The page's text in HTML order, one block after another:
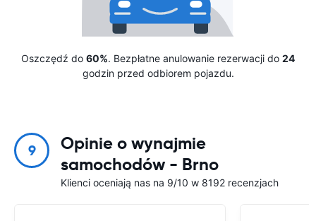
Oszczędź do 60%. Bezpłatne anulowanie rezerwacji do 24
godzin przed odbiorem pojazdu.
9
Opinie o wynajmie
samochodów - Brno
Klienci oceniają nas na 9/10 w 8192 recenzjach